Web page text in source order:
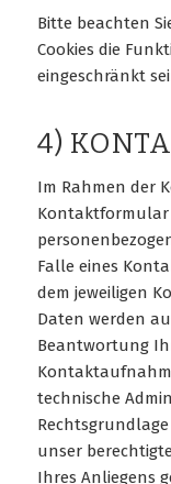
Bitte beachten
Cookies die
eingeschränkt
4)
Im Rahmen der
Kontaktformular
Falle eines
dem jeweiligen
Daten werden
Beantwortung
technische
unser
Ihres Anliegens